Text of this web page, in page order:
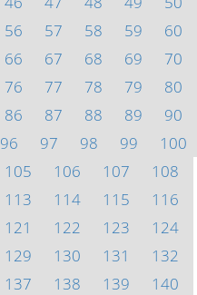
56 57 58 59
60
66 67 68 69
70
76 77 78 79
80
86 87 88 89
90
96 97 98 99
100
105 106 107
108
113 114 115
116
121 122 123
124
129 130 131
132
137 138 139
140